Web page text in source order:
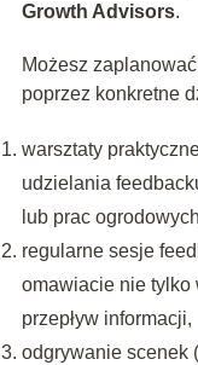
Growth Advisors.
Możesz
poprzez konkretne
warsztaty
udzielania
lub prac
regularne sesje
omawiacie nie tylko
przepływ informacji,
odgrywanie scenek